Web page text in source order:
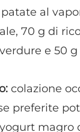
patate al
70 g di
e 50
colazione
preferite
magro